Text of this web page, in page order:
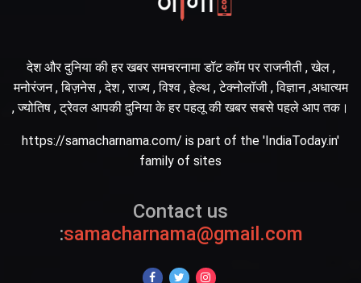
देश और दुनिया की हर खबर समचरनामा डॉट कॉम पर राजनीती , खेल ,
मनोरंजन , बिज़नेस , देश , राज्य , विश्व , हेल्थ , टेक्नोलॉजी , विज्ञान ,अधात्यम
, ज्योतिष , ट्रेवल आपकी दुनिया के हर पहलू की खबर सबसे पहले आप तक।
https://samacharnama.com/ is part of the 'IndiaToday.in'
family of sites
Contact us
:samacharnama@gmail.com